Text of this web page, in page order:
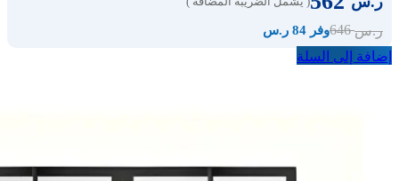
ر.س646 وفر 84 ر.س
إضافة إلى السلة